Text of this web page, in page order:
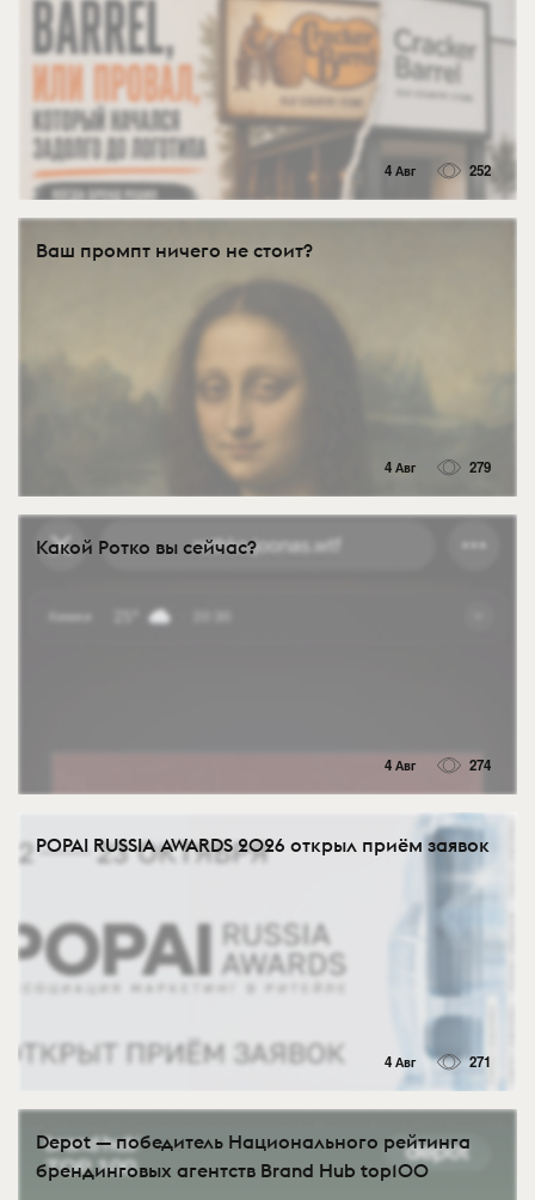
4 Авг 252
Ваш промпт ничего не стоит?
4 Авг 279
Какой Ротко вы сейчас?
4 Авг 274
POPAI RUSSIA AWARDS 2026 открыл приём заявок
4 Авг 271
Depot — победитель Национального рейтинга
брендинговых агентств Brand Hub top100